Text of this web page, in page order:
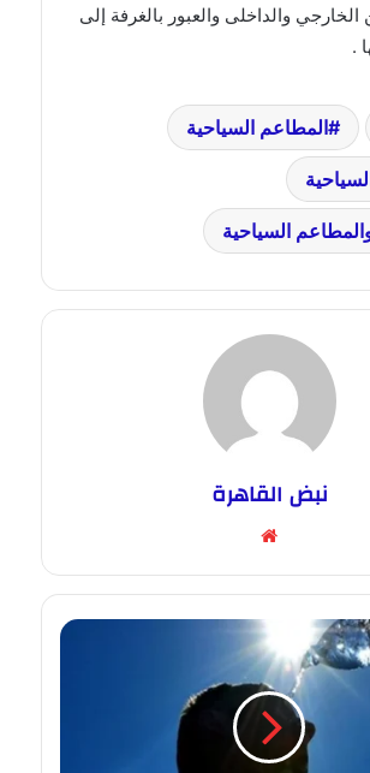
والداخلى والعبور بالغرفة إلى
.
المطاعم السياحية
السياحية
نبض القاهرة